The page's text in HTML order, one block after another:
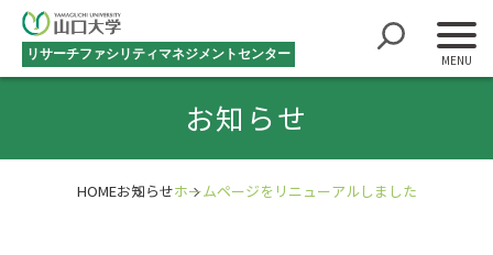
リサーチファシリティマネジメントセンター
お知らせ
HOMEお知らせホームページをリニューアルしました